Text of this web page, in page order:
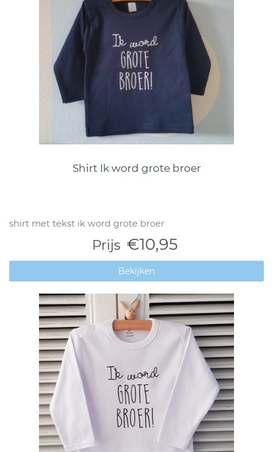
Shirt Ik word grote broer
shirt met tekst ik word grote broer
Prijs €10,95
Bekijken